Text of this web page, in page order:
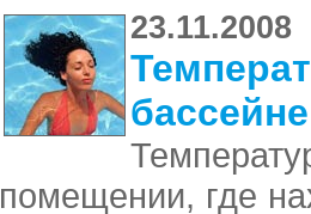
23.11.2008
бассейне
помещении, где